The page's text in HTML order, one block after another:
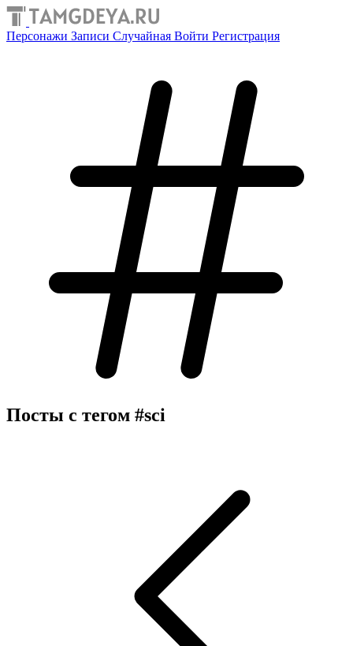
Персонажи Записи Случайная Войти Регистрация
Посты с тегом #sci